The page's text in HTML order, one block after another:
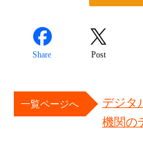
Share Post
一覧ページへ
デジタ
機関の